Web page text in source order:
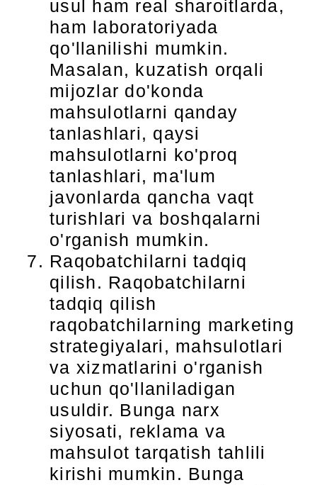
usul ham real sharoitlarda,
ham laboratoriyada
qo'llanilishi mumkin.
Masalan, kuzatish orqali
mijozlar do'konda
mahsulotlarni qanday
tanlashlari, qaysi
mahsulotlarni ko'proq
tanlashlari, ma'lum
javonlarda qancha vaqt
turishlari va boshqalarni
o'rganish mumkin.
Raqobatchilarni tadqiq
qilish. Raqobatchilarni
tadqiq qilish
raqobatchilarning marketing
strategiyalari, mahsulotlari
va xizmatlarini o'rganish
uchun qo'llaniladigan
usuldir. Bunga narx
siyosati, reklama va
mahsulot tarqatish tahlili
kirishi mumkin. Bunga